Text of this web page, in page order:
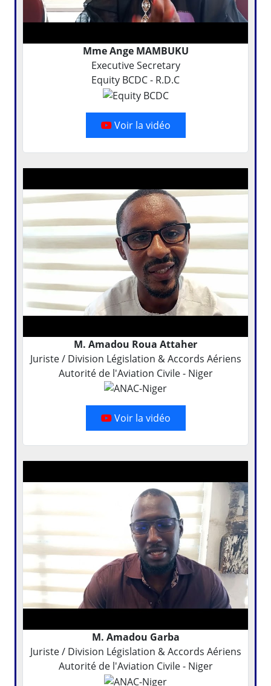
Mme Ange MAMBUKU
Executive Secretary
Equity BCDC - R.D.C
Voir la vidéo
M. Amadou Roua Attaher
Juriste / Division Législation & Accords Aériens
Autorité de l'Aviation Civile - Niger
Voir la vidéo
M. Amadou Garba
Juriste / Division Législation & Accords Aériens
Autorité de l'Aviation Civile - Niger